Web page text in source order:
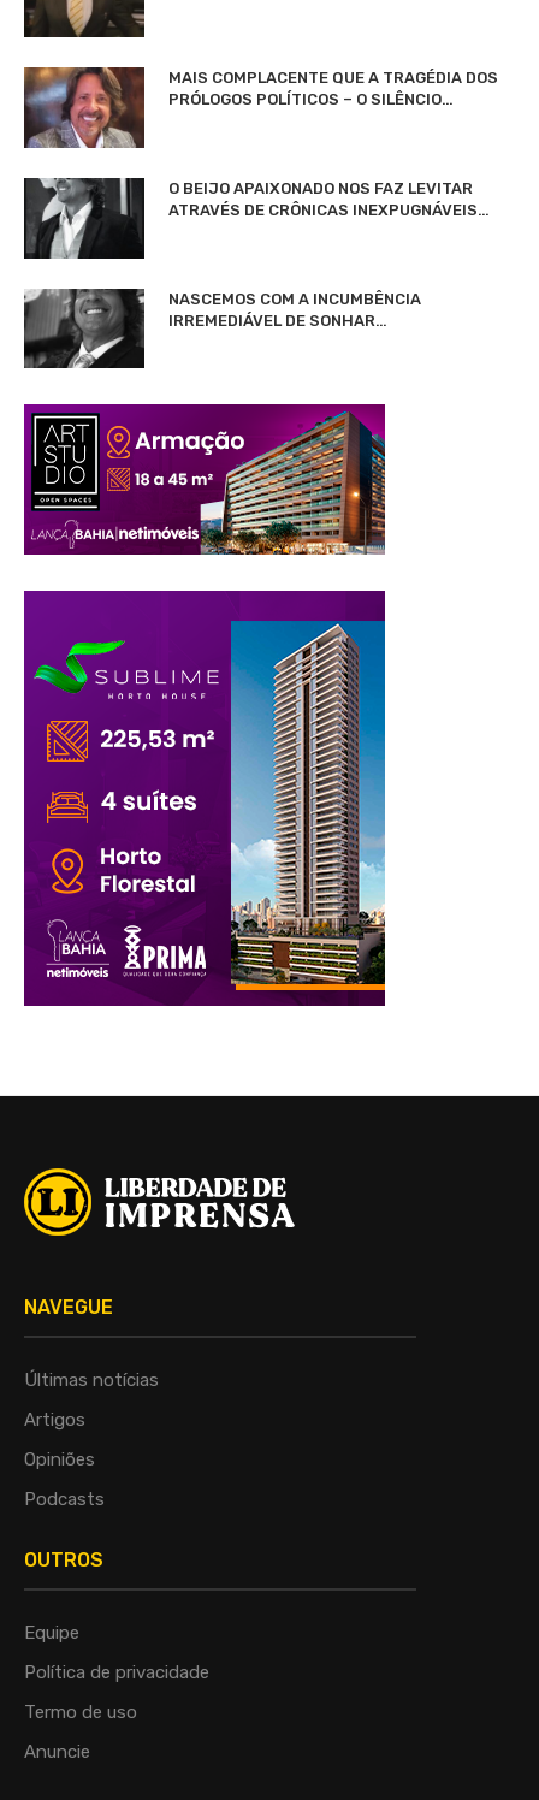
MAIS COMPLACENTE QUE A TRAGÉDIA DOS
PRÓLOGOS POLÍTICOS – O SILÊNCIO…
O BEIJO APAIXONADO NOS FAZ LEVITAR
ATRAVÉS DE CRÔNICAS INEXPUGNÁVEIS…
NASCEMOS COM A INCUMBÊNCIA
IRREMEDIÁVEL DE SONHAR…
NAVEGUE
Últimas notícias
Artigos
Opiniões
Podcasts
OUTROS
Equipe
Política de privacidade
Termo de uso
Anuncie